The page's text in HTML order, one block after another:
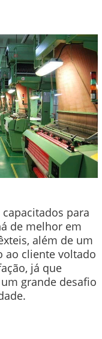
sua
para
de melhor em
além de um
ao cliente voltado
já que
grande desafio